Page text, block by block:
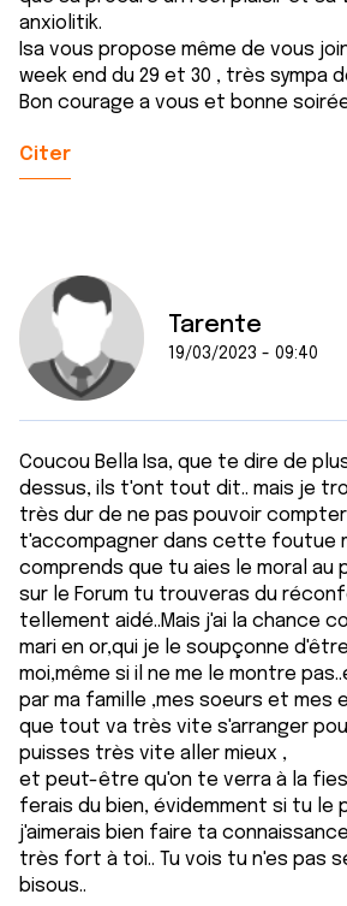
services.
anxiolitik.
Isa vous propose même de vous
week end du 29 et 30 , très sympa
Bon courage a vous et bonne
Citer
Tarente
19/03/2023 - 09:40
Coucou Bella Isa, que te dire de
dessus, ils t'ont tout dit.. mais je
très dur de ne pas pouvoir
t'accompagner dans cette foutue
comprends que tu aies le moral au
sur le Forum tu trouveras du
tellement aidé..Mais j'ai la chance
mari en or,qui je le soupçonne
moi,même si il ne me le montre
par ma famille ,mes soeurs et mes
que tout va très vite s'arranger
puisses très vite aller mieux ,
et peut-être qu'on te verra à la
ferais du bien, évidemment si tu le
j'aimerais bien faire ta
très fort à toi.. Tu vois tu n'es pas
bisous..